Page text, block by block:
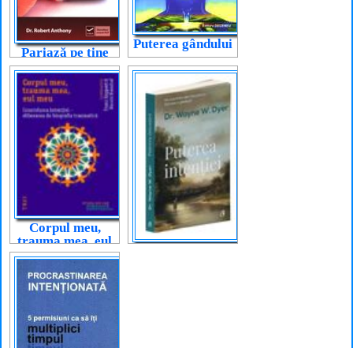
Pariază pe tine
Puterea gândului
Corpul meu,
trauma mea, eul
meu